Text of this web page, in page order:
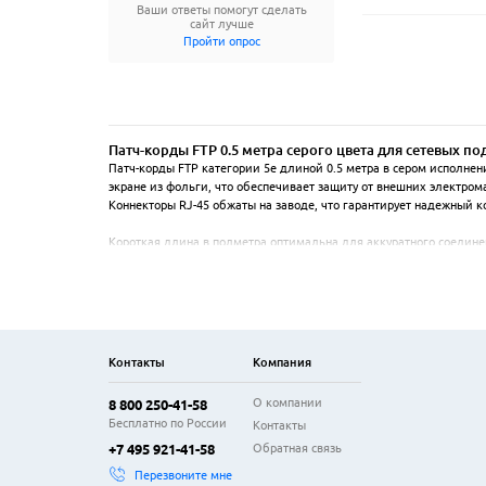
Ваши ответы помогут сделать
сайт лучше
Пройти опрос
Патч-корды FTP 0.5 метра серого цвета для сетевых
Патч-корды FTP категории 5е длиной 0.5 метра в сером
экране из фольги, что обеспечивает защиту от внешних
Коннекторы RJ-45 обжаты на заводе, что гарантирует надежный
Короткая длина в полметра оптимальна для аккуратного
Контакты
8 800 250-41-58
Бесплатно по России
+7 495 921-41-58
Перезвоните мне
Компания
О компании
Контакты
Обратная связь